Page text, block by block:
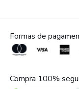
Formas de
Compra 100%